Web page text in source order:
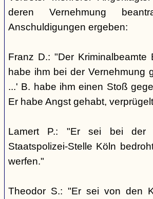
deren Vernehmung
Anschuldigungen ergeben:
Franz D.: "Der
habe ihm bei der Vernehmung
...' B. habe ihm einen Stoß
Er habe Angst gehabt,
Lamert P.: "Er sei bei der
Staatspolizei-Stelle Köln
werfen."
Theodor S.: "Er sei von den